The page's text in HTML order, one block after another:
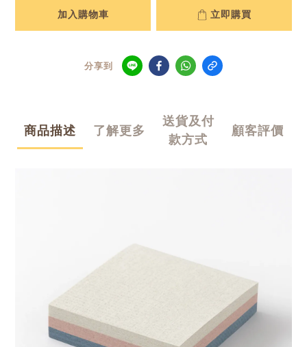
加入購物車 立即購買
分享到
商品描述 了解更多
送貨及付
款方式
顧客評價